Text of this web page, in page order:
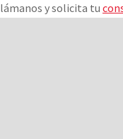
y solicita tu